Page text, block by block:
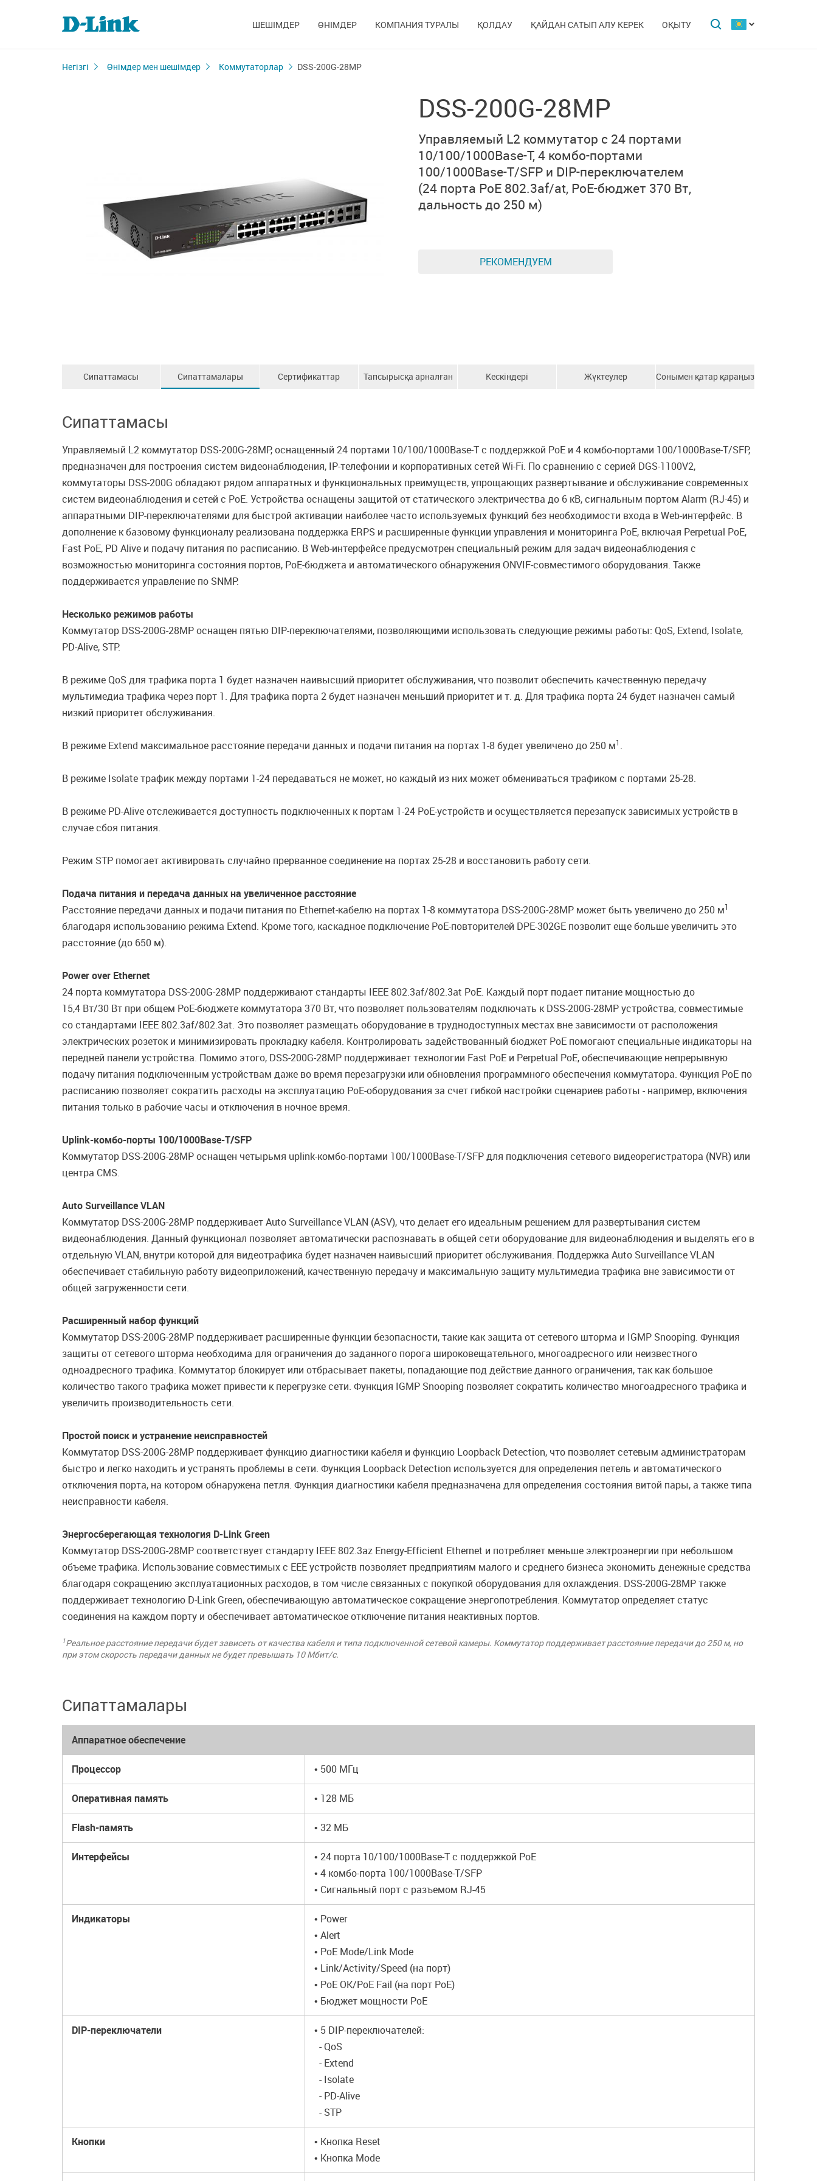
ШЕШІМДЕР ӨНІМДЕР КОМПАНИЯ ТУРАЛЫ ҚОЛДАУ ҚАЙДАН САТЫП АЛУ КЕРЕК ОҚЫТУ
Негізгі Өнімдер мен шешімдер Коммутаторлар DSS-200G-28MP
DSS-200G-28MP
Управляемый L2 коммутатор с 24 портами
10/100/1000Base-T,4 комбо-портами
100/1000Base-T/SFP и DIP-переключателем
(24 порта PoE 802.3af/at, PoE-бюджет 370 Вт,
дальность до 250 м)
РЕКОМЕНДУЕМ
Сипаттамасы Сипаттамалары Сертификаттар Тапсырысқа арналған Кескіндері Жүктеулер Сонымен қатар қараңыз
Сипаттамасы
Управляемый L2 коммутатор DSS-200G-28MP, оснащенный 24 портами 10/100/1000Base-T с поддержкой PoE и 4 комбо-портами 100/1000Base-T/SFP,
предназначен для построения систем видеонаблюдения, IP-телефонии и корпоративных сетей Wi-Fi. По сравнению с серией DGS-1100V2,
коммутаторы DSS-200G обладают рядом аппаратных и функциональных преимуществ, упрощающих развертывание и обслуживание современных
систем видеонаблюдения и сетей с PoE. Устройства оснащены защитой от статического электричества до 6 кВ, сигнальным портом Alarm (RJ-45) и
аппаратными DIP-переключателями для быстрой активации наиболее часто используемых функций без необходимости входа в Web-интерфейс. В
дополнение к базовому функционалу реализована поддержка ERPS и расширенные функции управления и мониторинга PoE, включая Perpetual PoE,
Fast PoE, PD Alive и подачу питания по расписанию. В Web-интерфейсе предусмотрен специальный режим для задач видеонаблюдения с
возможностью мониторинга состояния портов, PoE-бюджета и автоматического обнаружения ONVIF-совместимого оборудования. Также
поддерживается управление по SNMP.
Несколько режимов работы
Коммутатор DSS-200G-28MP оснащен пятью DIP-переключателями, позволяющими использовать следующие режимы работы: QoS, Extend, Isolate,
PD-Alive, STP.
В режиме QoS для трафика порта 1 будет назначен наивысший приоритет обслуживания, что позволит обеспечить качественную передачу
мультимедиа трафика через порт 1. Для трафика порта 2 будет назначен меньший приоритет и т. д. Для трафика порта 24 будет назначен самый
низкий приоритет обслуживания.
В режиме Extend максимальное расстояние передачи данных и подачи питания на портах 1-8 будет увеличено до 250 м1 .
В режиме Isolate трафик между портами 1-24 передаваться не может, но каждый из них может обмениваться трафиком с портами 25-28.
В режиме PD-Alive отслеживается доступность подключенных к портам 1-24 PoE-устройств и осуществляется перезапуск зависимых устройств в
случае сбоя питания.
Режим STP помогает активировать случайно прерванное соединение на портах 25-28 и восстановить работу сети.
Подача питания и передача данных на увеличенное расстояние
Расстояние передачи данных и подачи питания по Ethernet-кабелю на портах 1-8 коммутатора DSS-200G-28MP может быть увеличено до 250 м1
благодаря использованию режима Extend. Кроме того, каскадное подключение PoE-повторителей DPE-302GE позволит еще больше увеличить это
расстояние (до 650 м).
Power over Ethernet
24 порта коммутатора DSS-200G-28MP поддерживают стандарты IEEE 802.3af/802.3at PoE. Каждый порт подает питание мощностью до
15,4 Вт/30 Вт при общем PoE-бюджете коммутатора 370 Вт, что позволяет пользователям подключать к DSS-200G-28MP устройства, совместимые
со стандартами IEEE 802.3af/802.3at. Это позволяет размещать оборудование в труднодоступных местах вне зависимости от расположения
электрических розеток и минимизировать прокладку кабеля. Контролировать задействованный бюджет PoE помогают специальные индикаторы на
передней панели устройства. Помимо этого, DSS-200G-28MP поддерживает технологии Fast PoE и Perpetual PoE, обеспечивающие непрерывную
подачу питания подключенным устройствам даже во время перезагрузки или обновления программного обеспечения коммутатора. Функция PoE по
расписанию позволяет сократить расходы на эксплуатацию PoE-оборудования за счет гибкой настройки сценариев работы - например, включения
питания только в рабочие часы и отключения в ночное время.
Uplink-комбо-порты 100/1000Base-T/SFP
Коммутатор DSS-200G-28MP оснащен четырьмя uplink-комбо-портами 100/1000Base-T/SFP для подключения сетевого видеорегистратора (NVR) или
центра CMS.
Auto Surveillance VLAN
Коммутатор DSS-200G-28MP поддерживает Auto Surveillance VLAN (ASV), что делает его идеальным решением для развертывания систем
видеонаблюдения. Данный функционал позволяет автоматически распознавать в общей сети оборудование для видеонаблюдения и выделять его в
отдельную VLAN, внутри которой для видеотрафика будет назначен наивысший приоритет обслуживания. Поддержка Auto Surveillance VLAN
обеспечивает стабильную работу видеоприложений, качественную передачу и максимальную защиту мультимедиа трафика вне зависимости от
общей загруженности сети.
Расширенный набор функций
Коммутатор DSS-200G-28MP поддерживает расширенные функции безопасности, такие как защита от сетевого шторма и IGMP Snooping. Функция
защиты от сетевого шторма необходима для ограничения до заданного порога широковещательного, многоадресного или неизвестного
одноадресного трафика. Коммутатор блокирует или отбрасывает пакеты, попадающие под действие данного ограничения, так как большое
количество такого трафика может привести к перегрузке сети. Функция IGMP Snooping позволяет сократить количество многоадресного трафика и
увеличить производительность сети.
Простой поиск и устранение неисправностей
Коммутатор DSS-200G-28MP поддерживает функцию диагностики кабеля и функцию Loopback Detection, что позволяет сетевым администраторам
быстро и легко находить и устранять проблемы в сети. Функция Loopback Detection используется для определения петель и автоматического
отключения порта, на котором обнаружена петля. Функция диагностики кабеля предназначена для определения состояния витой пары, а также типа
неисправности кабеля.
Энергосберегающая технология D-Link Green
Коммутатор DSS-200G-28MP соответствует стандарту IEEE 802.3az Energy-Efficient Ethernet и потребляет меньше электроэнергии при небольшом
объеме трафика. Использование совместимых с EEE устройств позволяет предприятиям малого и среднего бизнеса экономить денежные средства
благодаря сокращению эксплуатационных расходов, в том числе связанных с покупкой оборудования для охлаждения. DSS-200G-28MP также
поддерживает технологию D-Link Green, обеспечивающую автоматическое сокращение энергопотребления. Коммутатор определяет статус
соединения на каждом порту и обеспечивает автоматическое отключение питания неактивных портов.
1Реальное расстояние передачи будет зависеть от качества кабеля и типа подключенной сетевой камеры. Коммутатор поддерживает расстояние передачи до 250 м, но
при этом скорость передачи данных не будет превышать 10 Мбит/с.
Сипаттамалары
Аппаратное обеспечение
Процессор • 500 МГц
Оперативная память • 128 МБ
Flash-память • 32 МБ
Интерфейсы
• 24 порта 10/100/1000Base-T с поддержкой PoE
• 4 комбо-порта 100/1000Base-T/SFP
• Сигнальный порт с разъемом RJ-45
Индикаторы
• Power
• Alert
• PoE Mode/Link Mode
• Link/Activity/Speed (на порт)
• PoE OK/PoE Fail (на порт PoE)
• Бюджет мощности PoE
DIP-переключатели
• 5 DIP-переключателей:
- QoS
- Extend
- Isolate
- PD-Alive
- STP
Кнопки
• Кнопка Reset
• Кнопка Mode